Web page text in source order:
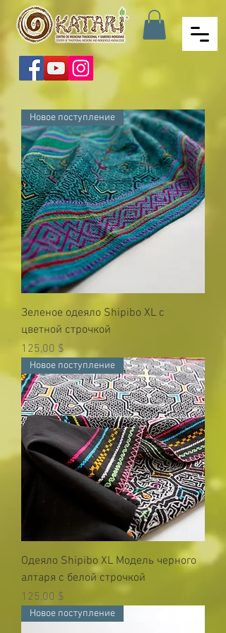
Новое поступление
Зеленое одеяло Shipibo XL с
цветной строчкой
Цена
125,00 $
Новое поступление
Одеяло Shipibo XL Модель черного
алтаря с белой строчкой
Цена
125,00 $
Новое поступление